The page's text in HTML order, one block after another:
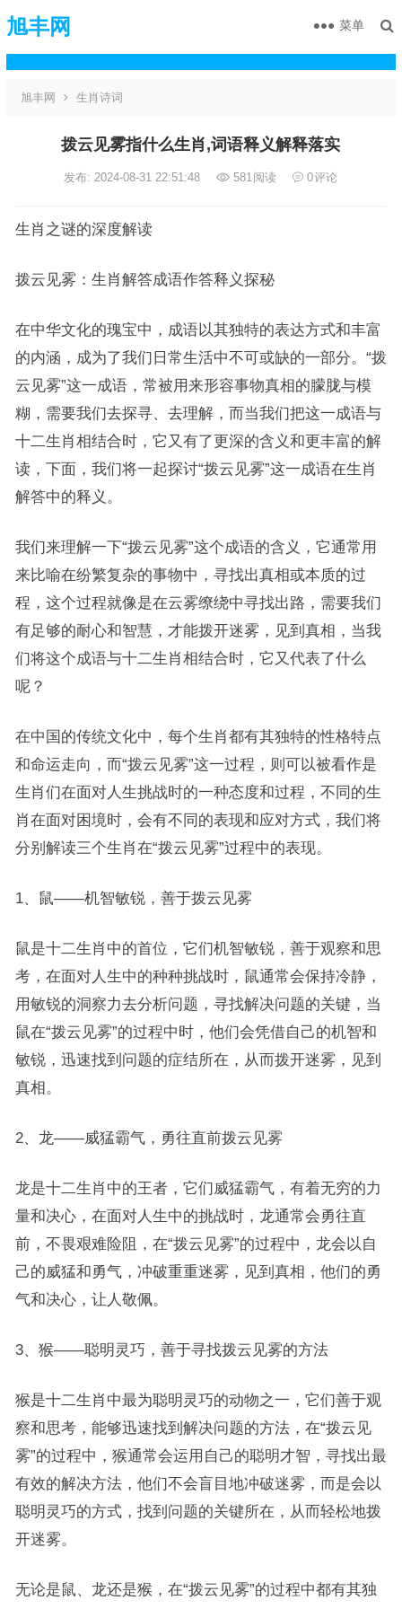
旭丰网 菜单
旭丰网 生肖诗词
拨云见雾指什么生肖,词语释义解释落实
发布: 2024-08-31 22:51:48 581阅读 0评论
生肖之谜的深度解读
拨云见雾：生肖解答成语作答释义探秘
在中华文化的瑰宝中，成语以其独特的表达方式和丰富
的内涵，成为了我们日常生活中不可或缺的一部分。“拨
云见雾”这一成语，常被用来形容事物真相的朦胧与模
糊，需要我们去探寻、去理解，而当我们把这一成语与
十二生肖相结合时，它又有了更深的含义和更丰富的解
读，下面，我们将一起探讨“拨云见雾”这一成语在生肖
解答中的释义。
我们来理解一下“拨云见雾”这个成语的含义，它通常用
来比喻在纷繁复杂的事物中，寻找出真相或本质的过
程，这个过程就像是在云雾缭绕中寻找出路，需要我们
有足够的耐心和智慧，才能拨开迷雾，见到真相，当我
们将这个成语与十二生肖相结合时，它又代表了什么
呢？
在中国的传统文化中，每个生肖都有其独特的性格特点
和命运走向，而“拨云见雾”这一过程，则可以被看作是
生肖们在面对人生挑战时的一种态度和过程，不同的生
肖在面对困境时，会有不同的表现和应对方式，我们将
分别解读三个生肖在“拨云见雾”过程中的表现。
1、鼠——机智敏锐，善于拨云见雾
鼠是十二生肖中的首位，它们机智敏锐，善于观察和思
考，在面对人生中的种种挑战时，鼠通常会保持冷静，
用敏锐的洞察力去分析问题，寻找解决问题的关键，当
鼠在“拨云见雾”的过程中时，他们会凭借自己的机智和
敏锐，迅速找到问题的症结所在，从而拨开迷雾，见到
真相。
2、龙——威猛霸气，勇往直前拨云见雾
龙是十二生肖中的王者，它们威猛霸气，有着无穷的力
量和决心，在面对人生中的挑战时，龙通常会勇往直
前，不畏艰难险阻，在“拨云见雾”的过程中，龙会以自
己的威猛和勇气，冲破重重迷雾，见到真相，他们的勇
气和决心，让人敬佩。
3、猴——聪明灵巧，善于寻找拨云见雾的方法
猴是十二生肖中最为聪明灵巧的动物之一，它们善于观
察和思考，能够迅速找到解决问题的方法，在“拨云见
雾”的过程中，猴通常会运用自己的聪明才智，寻找出最
有效的解决方法，他们不会盲目地冲破迷雾，而是会以
聪明灵巧的方式，找到问题的关键所在，从而轻松地拨
开迷雾。
无论是鼠、龙还是猴，在“拨云见雾”的过程中都有其独